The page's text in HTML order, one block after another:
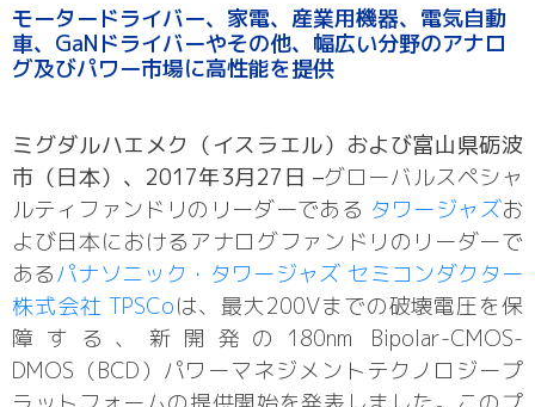
モータードライバー、家電、産業用機器、電気自動
車、GaNドライバーやその他、幅広い分野のアナロ
グ及びパワー市場に高性能を提供
ミグダルハエメク（イスラエル）および富山県砺波
市（日本）、2017年3月27日 –グローバルスペシャ
ルティファンドリのリーダーである タワージャズお
よび日本におけるアナログファンドリのリーダーで
あるパナソニック・タワージャズ セミコンダクター
株式会社 TPSCoは、最大200Vまでの破壊電圧を保
障する、新開発の180nm Bipolar-CMOS-
DMOS（BCD）パワーマネジメントテクノロジープ